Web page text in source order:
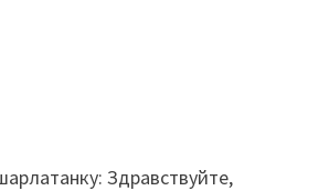
Здравствуйте,